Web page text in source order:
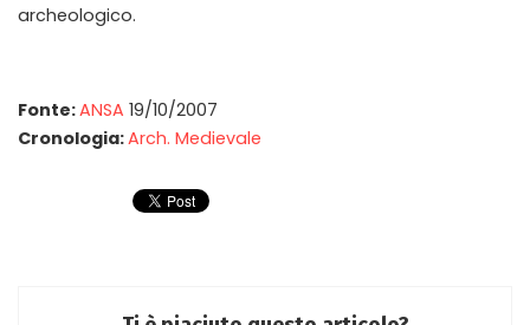
archeologico.
Fonte:ANSA 19/10/2007
Cronologia:Arch. Medievale